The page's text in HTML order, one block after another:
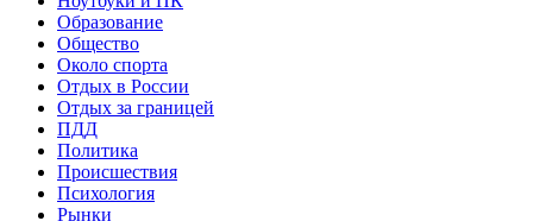
Образование
Общество
Около спорта
Отдых в России
Отдых за границей
ПДД
Политика
Происшествия
Психология
Рынки